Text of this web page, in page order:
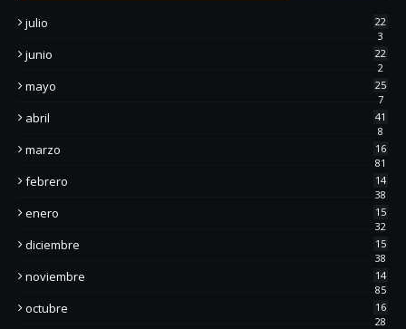
julio
22
3
junio
22
2
mayo
25
7
abril
41
8
marzo
16
81
febrero
14
38
enero
15
32
diciembre
15
38
noviembre
14
85
octubre
16
28